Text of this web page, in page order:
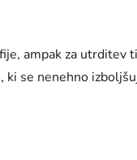
ampak za utrditev
se nenehno